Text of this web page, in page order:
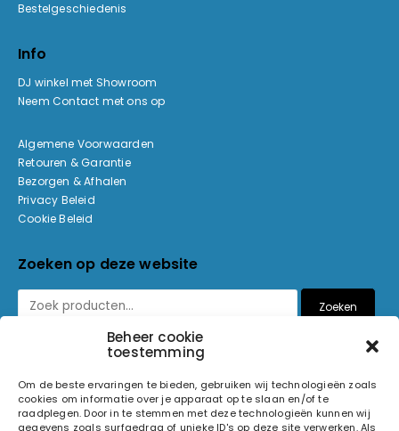
Beheer cookie
toestemming
Om de beste ervaringen te bieden, gebruiken wij technologieën zoals
cookies om informatie over je apparaat op te slaan en/of te
raadplegen. Door in te stemmen met deze technologieën kunnen wij
gegevens zoals surfgedrag of unieke ID's op deze site verwerken. Als
Bestelgeschiedenis
Info
DJ winkel met Showroom
Neem Contact met ons op
Algemene Voorwaarden
Retouren & Garantie
Bezorgen & Afhalen
Privacy Beleid
Cookie Beleid
Zoeken op deze website
Zoeken